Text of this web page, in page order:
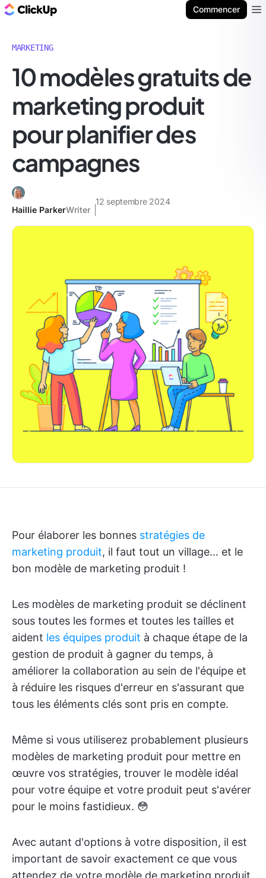
Commencer
MARKETING
10 modèles gratuits de
marketing produit
pour planifier des
campagnes
Haillie ParkerWriter
12 septembre 2024
Pour élaborer les bonnes stratégies de
marketing produit, il faut tout un village... et le
bon modèle de marketing produit !
Les modèles de marketing produit se déclinent
sous toutes les formes et toutes les tailles et
aident les équipes produit à chaque étape de la
gestion de produit à gagner du temps, à
améliorer la collaboration au sein de l'équipe et
à réduire les risques d'erreur en s'assurant que
tous les éléments clés sont pris en compte.
Même si vous utiliserez probablement plusieurs
modèles de marketing produit pour mettre en
œuvre vos stratégies, trouver le modèle idéal
pour votre équipe et votre produit peut s'avérer
pour le moins fastidieux. 😳
Avec autant d'options à votre disposition, il est
important de savoir exactement ce que vous
attendez de votre modèle de marketing produit